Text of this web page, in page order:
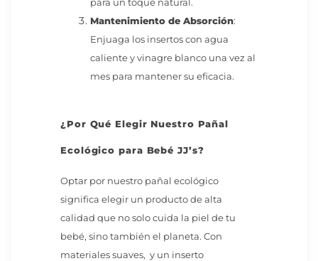
para un toque natural.
Mantenimiento de Absorción:
Enjuaga los insertos con agua
caliente y vinagre blanco una vez al
mes para mantener su eficacia.
¿Por Qué Elegir Nuestro Pañal
Ecológico para Bebé JJ’s?
Optar por nuestro pañal ecológico
significa elegir un producto de alta
calidad que no solo cuida la piel de tu
bebé, sino también el planeta. Con
materiales suaves, y un inserto